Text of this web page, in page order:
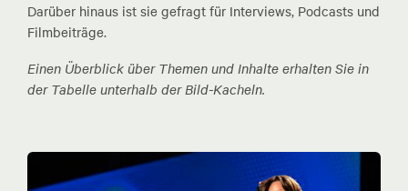
Darüber hinaus ist sie gefragt für Interviews, Podcasts und
Filmbeiträge.
Einen Überblick über Themen und Inhalte erhalten Sie in
der Tabelle unterhalb der Bild-Kacheln.